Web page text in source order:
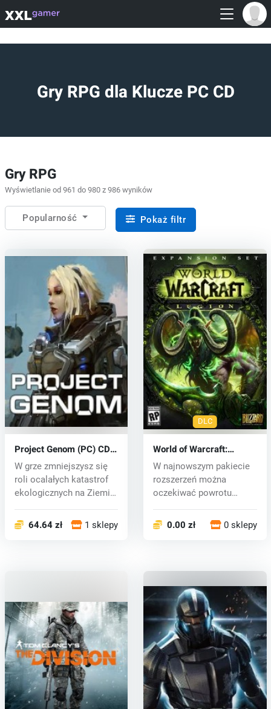
Gry RPG dla Klucze PC CD
Gry RPG
Wyświetlanie od 961 do 980 z 986 wyników
Popularność Pokaż filtr
Project Genom (PC) CD
key
W grze zmniejszysz się
roli ocalałych katastrof
ekologicznych na Ziemi i
64.64 zł 1 sklepy
DLC
World of Warcraft:
Legion (PC) CD key
W najnowszym pakiecie
rozszerzeń można
oczekiwać powrotu
0.00 zł 0 sklepy